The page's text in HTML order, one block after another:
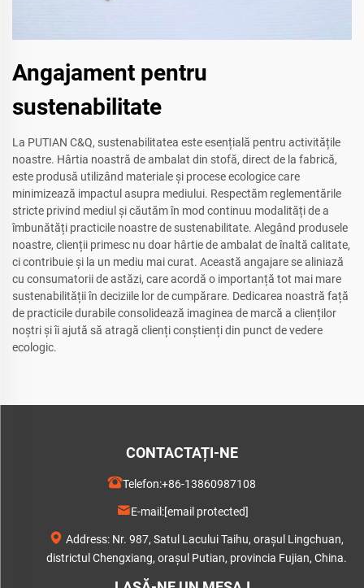
Angajament pentru
sustenabilitate
La PUTIAN C&Q, sustenabilitatea este esențială pentru activitățile
noastre. Hârtia noastră de ambalat din stofă, direct de la fabrică,
este produsă utilizând materiale și procese ecologice care
minimizează impactul asupra mediului. Respectăm reglementările
stricte privind mediul și căutăm în mod continuu modalități de a
îmbunătăți practicile noastre de sustenabilitate. Alegând produsele
noastre, clienții primesc nu doar hârtie de ambalat de înaltă calitate,
ci contribuie și la un mediu mai curat. Această angajare se aliniază
cu consumatorii de astăzi, care acordă o importanță tot mai mare
sustenabilității în deciziile lor de cumpărare. Dedicarea noastră față
de practicile durabile consolidează imaginea de marcă a clienților
noștri și îi ajută să atragă clienți conștienți din punct de vedere
ecologic.
CONTACTAȚI-NE
Telefon:+86-13860987108
E-mail:[email protected]
Address: Nr. 987, Satul Lacului Taihu, orașul Lingchuan,
districtul Chengxiang, orașul Putian, provincia Fujian, China.